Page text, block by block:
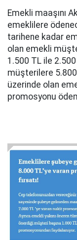
Emekli maaşını
emeklilere
tarihene kadar
olan emekli
1.500 TL ile
müşterilere 5.800
üzerinde olan
promosyonu